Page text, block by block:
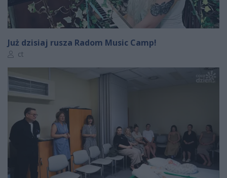
Już dzisiaj rusza Radom Music Camp!
Autor artykułu:
ct